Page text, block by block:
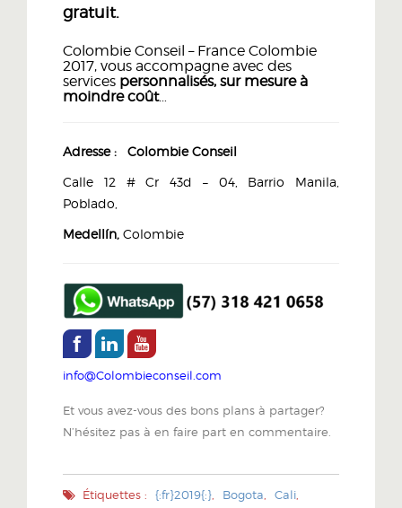
gratuit.
Colombie Conseil – France Colombie
2017, vous accompagne avec des
services personnalisés, sur mesure à
moindre coût…
Adresse :
Colombie Conseil
Calle 12 # Cr 43d – 04, Barrio Manila,
Poblado,
Medellín, Colombie
info@Colombieconseil.com
Et vous avez-vous des bons plans à partager?
N’hésitez pas à en faire part en commentaire.
Étiquettes : {:fr}2019{:}, Bogota, Cali,